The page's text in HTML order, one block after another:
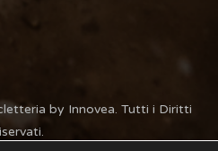
by Innovea. Tutti i Diritti